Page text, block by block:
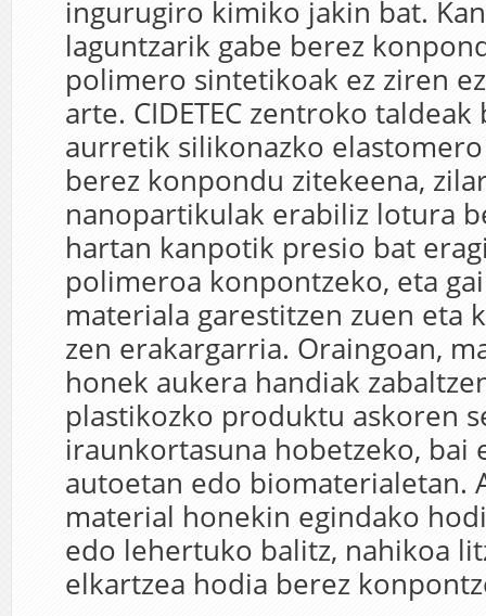
ingurugiro kimiko jakin bat.
laguntzarik gabe berez
polimero sintetikoak ez ziren
arte. CIDETEC zentroko
aurretik silikonazko
berez konpondu zitekeena,
nanopartikulak erabiliz lotura
hartan kanpotik presio bat
polimeroa konpontzeko, eta
materiala garestitzen zuen eta
zen erakargarria. Oraingoan,
honek aukera handiak
plastikozko produktu askoren
iraunkortasuna hobetzeko, bai
autoetan edo biomaterialetan.
material honekin egindako
edo lehertuko balitz, nahikoa
elkartzea hodia berez